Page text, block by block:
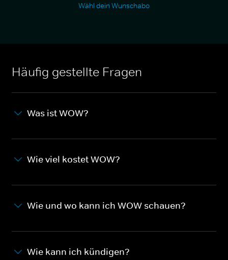
Wähl dein Wunschabo
Häufig gestellte Fragen
Was ist WOW?
Wie viel kostet WOW?
Wie und wo kann ich WOW schauen?
Wie kann ich kündigen?